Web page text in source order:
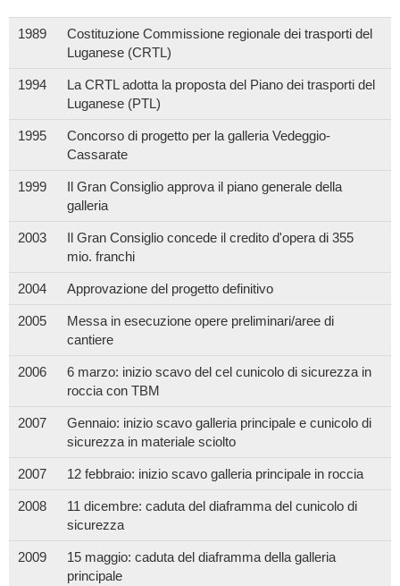
1989
Costituzione Commissione regionale dei trasporti del
Luganese (CRTL)
1994
La CRTL adotta la proposta del Piano dei trasporti del
Luganese (PTL)
1995
Concorso di progetto per la galleria Vedeggio-
Cassarate
1999
Il Gran Consiglio approva il piano generale della
galleria
2003
Il Gran Consiglio concede il credito d'opera di 355
mio. franchi
2004 Approvazione del progetto definitivo
2005
Messa in esecuzione opere preliminari/aree di
cantiere
2006
6 marzo: inizio scavo del cel cunicolo di sicurezza in
roccia con TBM
2007
Gennaio: inizio scavo galleria principale e cunicolo di
sicurezza in materiale sciolto
2007 12 febbraio: inizio scavo galleria principale in roccia
2008
11 dicembre: caduta del diaframma del cunicolo di
sicurezza
2009
15 maggio: caduta del diaframma della galleria
principale